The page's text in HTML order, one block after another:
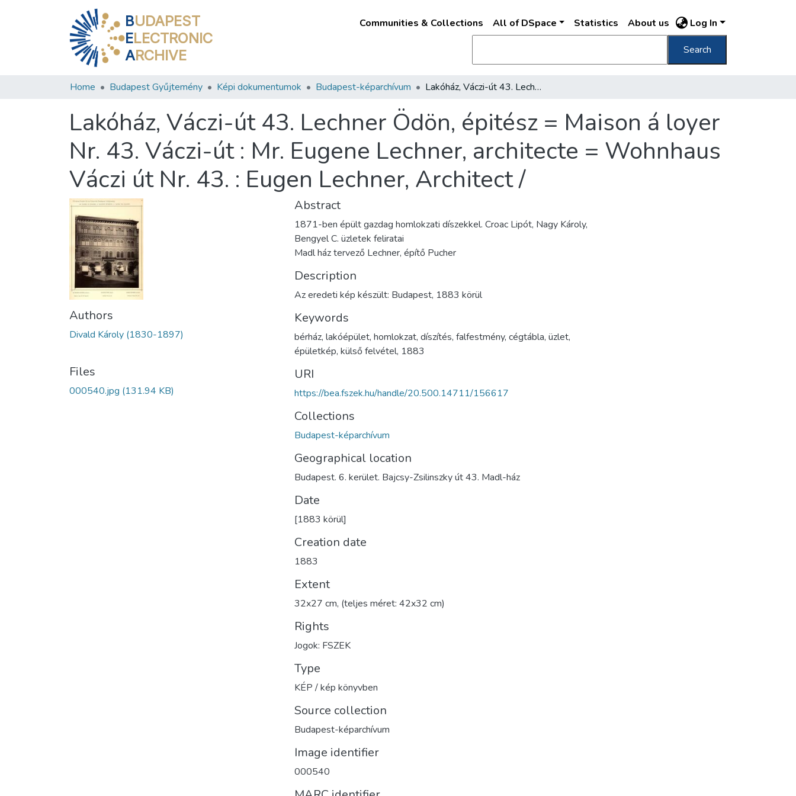
BUDAPEST
ELECTRONIC
ARCHIVE
Communities & Collections All of DSpace Statistics About us Log In
Search
Home Budapest Gyűjtemény Képi dokumentumok Budapest-képarchívum Lakóház, Váczi-út 43. Lechner Ödön, épitész = Maison á loyer Nr. 43. Váczi-út : Mr. Eugene Lechner, architecte = Wohnhaus Váczi út Nr. 43. : Eugen Lechner, Architect /
Lakóház, Váczi-út 43. Lechner Ödön, épitész = Maison á loyer
Nr. 43. Váczi-út : Mr. Eugene Lechner, architecte = Wohnhaus
Váczi út Nr. 43. : Eugen Lechner, Architect /
Authors
Divald Károly (1830-1897)
Files
000540.jpg (131.94 KB)
Abstract
1871-ben épült gazdag homlokzati díszekkel. Croac Lipót, Nagy Károly,
Bengyel C. üzletek feliratai
Madl ház tervező Lechner, építő Pucher
Description
Az eredeti kép készült: Budapest, 1883 körül
Keywords
bérház, lakóépület, homlokzat, díszítés, falfestmény, cégtábla, üzlet,
épületkép, külső felvétel, 1883
URI
https://bea.fszek.hu/handle/20.500.14711/156617
Collections
Budapest-képarchívum
Geographical location
Budapest. 6. kerület. Bajcsy-Zsilinszky út 43. Madl-ház
Date
[1883 körül]
Creation date
1883
Extent
32x27 cm, (teljes méret: 42x32 cm)
Rights
Jogok: FSZEK
Type
KÉP / kép könyvben
Source collection
Budapest-képarchívum
Image identifier
000540